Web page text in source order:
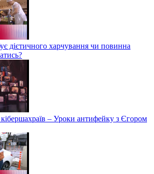
дієтичного харчування чи повинна
кібершахраїв – Уроки антифейку з Єгором